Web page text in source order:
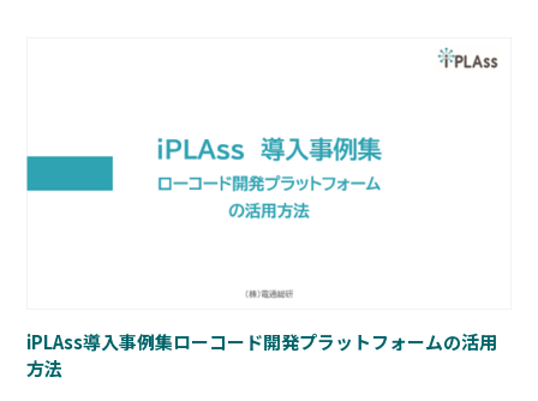
iPLAss導入事例集ローコード開発プラットフォームの活用
方法